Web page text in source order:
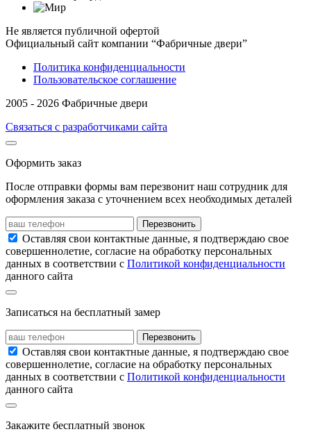
Не является публичной офертой
Официальный сайт компании “Фабричные двери”
Политика конфиденциальности
Пользовательское соглашение
2005 - 2026 Фабричные двери
Связаться с разработчиками сайта
Оформить заказ
После отправки формы вам перезвонит наш сотрудник для
оформления заказа с уточнением всех необходимых деталей
Перезвонить
Оставляя свои контактные данные, я подтверждаю свое
совершеннолетие, согласие на обработку персональных
данных в соответствии с Политикой конфиденциальности
данного сайта
Записаться на бесплатный замер
Перезвонить
Оставляя свои контактные данные, я подтверждаю свое
совершеннолетие, согласие на обработку персональных
данных в соответствии с Политикой конфиденциальности
данного сайта
Закажите бесплатный звонок